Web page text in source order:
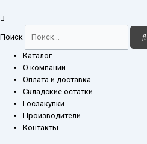
Поиск
Каталог
О компании
Оплата и доставка
Складские остатки
Госзакупки
Производители
Контакты